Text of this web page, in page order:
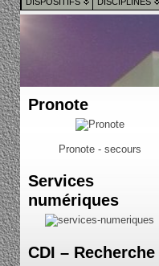
Pronote
Pronote - secours
Services
numériques
CDI – Recherche